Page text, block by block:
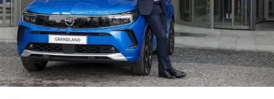
katsayısına sahip aerodinamiği sayesinde şarj başına 500
kilometrenin üzerinde bir menzil sunuyor.
BENZER İÇERIKLER
UP NEXT
Hyundai ve Efsanevi Tasarımcı Giorgetto Giugiaro, Pony